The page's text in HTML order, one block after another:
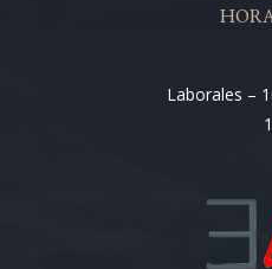
Laborales –
17:30